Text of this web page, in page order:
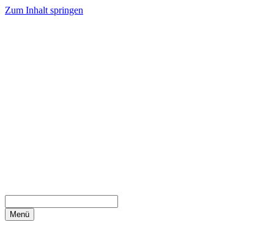
Zum Inhalt springen
Menü